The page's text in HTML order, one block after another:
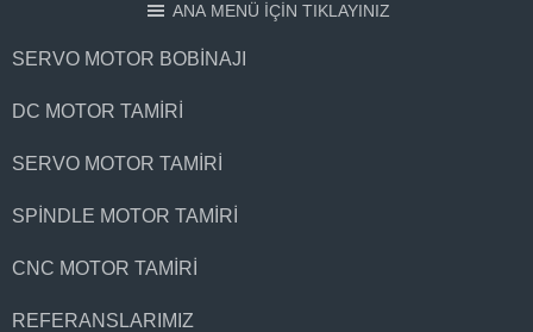
ANA MENÜ İÇİN TIKLAYINIZ
SERVO MOTOR BOBINAJI
DC MOTOR TAMIRI
SERVO MOTOR TAMIRI
SPINDLE MOTOR TAMIRI
CNC MOTOR TAMIRI
REFERANSLARIMIZ